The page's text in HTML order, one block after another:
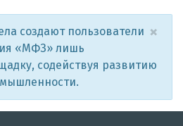
×
создают пользователи
«МФЗ» лишь
содействуя развитию